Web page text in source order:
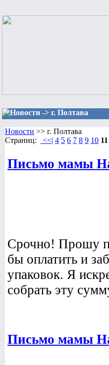
Новости -> г. Полтава
Новости >> г. Полтава
Страниц:
<<| 4 5 6 7 8 9 10 11
Письмо мамы
Срочно! Прошу
бы оплатить и
упаковок. Я
собрать эту
Письмо мамы